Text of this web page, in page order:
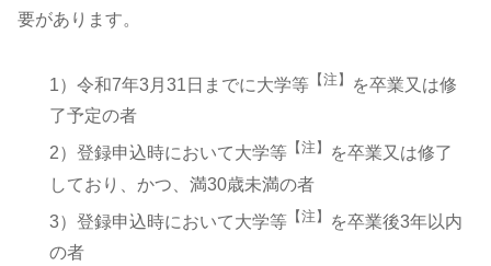
要があります。
1）令和7年3月31日までに大学等 【注】
を卒業又は修
了予定の者
2）登録申込時において大学等 【注】
を卒業又は修了
しており、かつ、満30歳未満の者
3）登録申込時において大学等 【注】
を卒業後3年以内
の者